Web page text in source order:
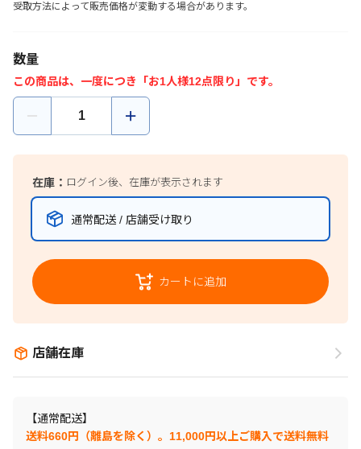
受取方法によって販売価格が変動する場合があります。
数量
この商品は、一度につき「お1人様12点限り」です。
在庫： ログイン後、在庫が表示されます
通常配送 / 店舗受け取り
カートに追加
店舗在庫
【通常配送】
送料660円（離島を除く）。11,000円以上ご購入で送料無料